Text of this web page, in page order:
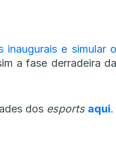
inaugurais e simular
a fase derradeira
dos esports aqui.